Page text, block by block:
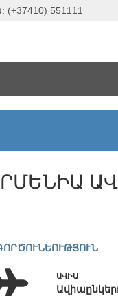
(+37410) 551111
ԱՎԻԱ